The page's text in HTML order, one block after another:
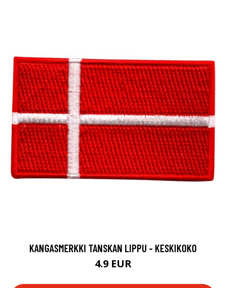
KANGASMERKKI TANSKAN LIPPU - KESKIKOKO
4.9 EUR